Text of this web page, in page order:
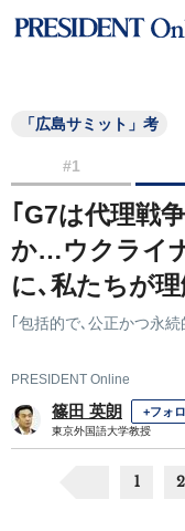
「広島サミット」考
#1
｢G7は代理戦
か…ウクライ
に､私たちが
｢包括的で､公正かつ永
PRESIDENT Online
篠田 英朗 +フォ
東京外国語大学教授
1 2